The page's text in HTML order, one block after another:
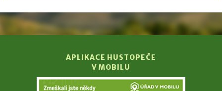
APLIKACE HUSTOPEČE
V MOBILU